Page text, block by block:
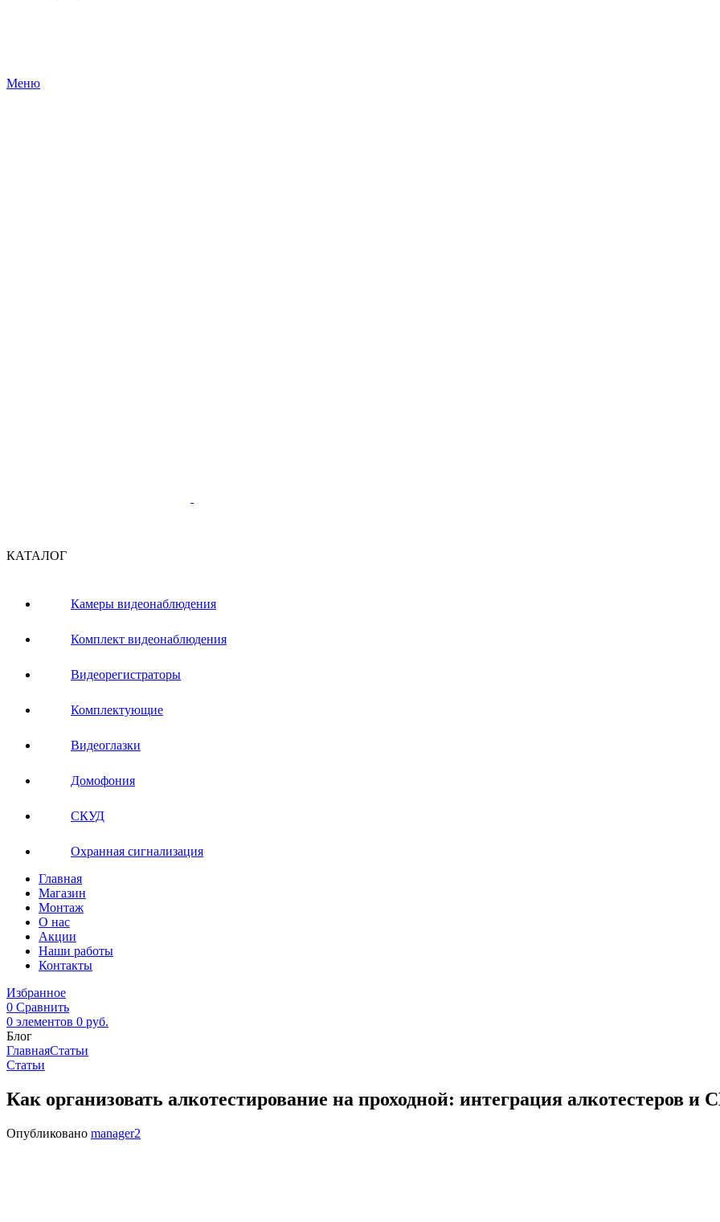
Меню
КАТАЛОГ
Камеры видеонаблюдения
Комплект видеонаблюдения
Видеорегистраторы
Комплектующие
Видеоглазки
Домофония
СКУД
Охранная сигнализация
Главная
Магазин
Монтаж
О нас
Акции
Наши работы
Контакты
Избранное
0 Сравнить
0 элементов 0 руб.
Блог
ГлавнаяСтатьи
Статьи
Как организовать алкотестирование на проходной: интеграция алкотестеров и
Опубликовано manager2